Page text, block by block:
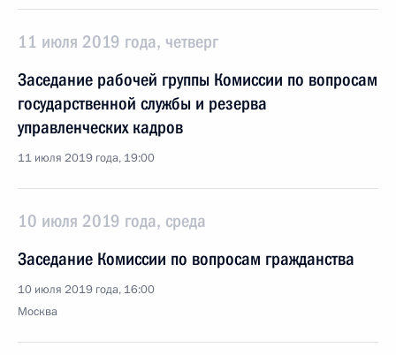
11 июля 2019 года, четверг
Заседание рабочей группы Комиссии по вопросам
государственной службы и резерва
управленческих кадров
11 июля 2019 года, 19:00
10 июля 2019 года, среда
Заседание Комиссии по вопросам гражданства
10 июля 2019 года, 16:00
Москва